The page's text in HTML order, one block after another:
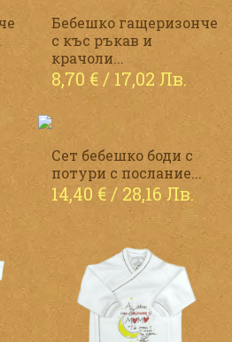
Бебешко гащеризонче
с къс ръкав и
крачоли...
8,70 € / 17,02 Лв.
Сет бебешко боди с
потури с послание...
14,40 € / 28,16 Лв.